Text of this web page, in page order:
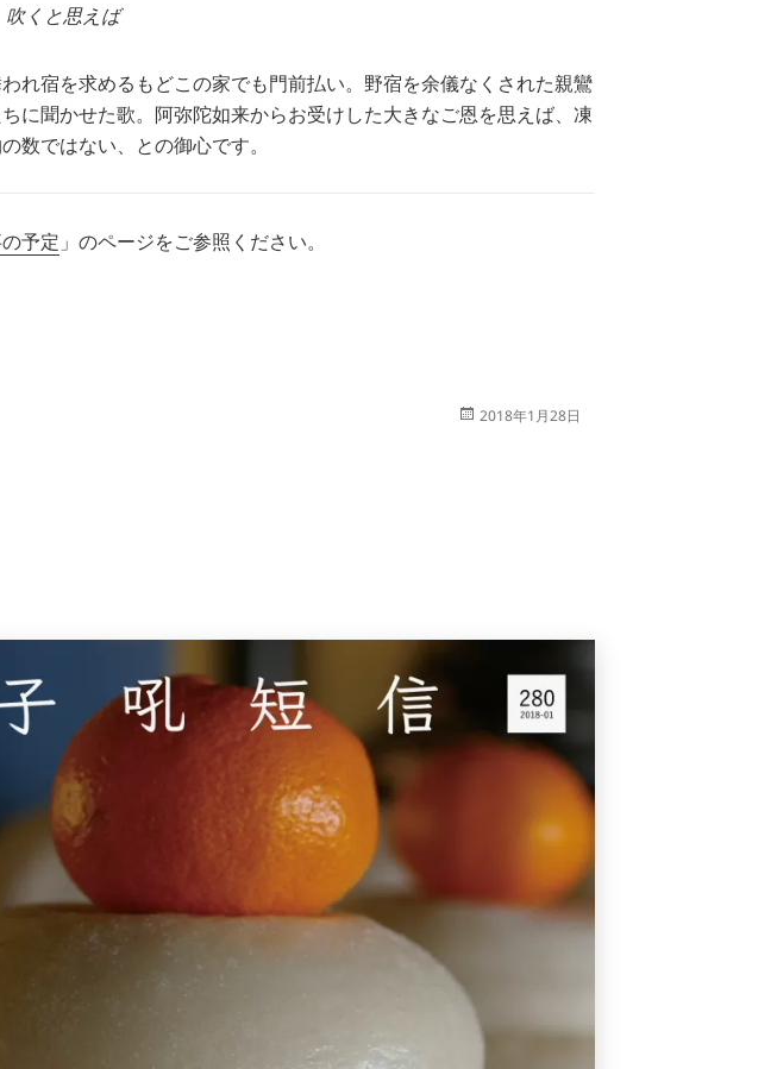
くと思えば
れ宿を求めるもどこの家でも門前払い。野宿を余儀なくされた親鸞
に聞かせた歌。阿弥陀如来からお受けした大きなご恩を思えば、凍
数ではない、との御心です。
予定 」のページをご参照ください。
投
2018年1月28日